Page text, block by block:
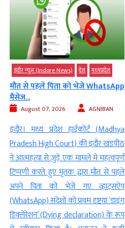
इंदौर न्यूज़ (Indore News) देश मध्‍यप्रदेश
मौत से पहले पिता को भेजे WhatsApp
मैसेज...
August 07, 2026 AGNIBAN
इंदौर। मध्य प्रदेश हाईकोर्ट (Madhya
Pradesh High Court) की इंदौर खंडपीठ
ने आत्महत्या से जुड़े एक मामले में महत्वपूर्ण
टिप्पणी करते हुए मृतक द्वारा मौत से पहले
अपने पिता को भेजे गए व्हाट्सऐप
(WhatsApp) संदेशों को प्रथम दृष्टया ‘डाइंग
डिक्लेरेशन’ (Dying declaration) के रूप